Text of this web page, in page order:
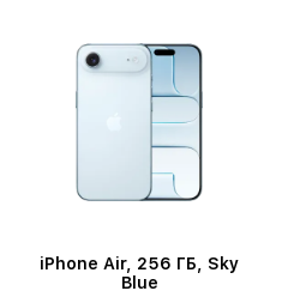
iPhone Air, 256 ГБ, Sky
Blue